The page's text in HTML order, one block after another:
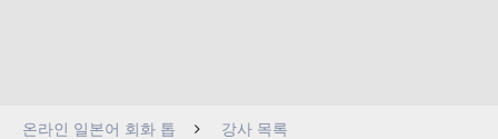
온라인 일본어 회화 톱
강사 목록